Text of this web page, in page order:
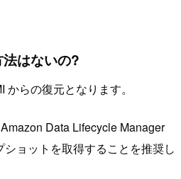
はないの?
らの復元となります。
Data Lifecycle Manager
ョットを取得することを推奨し